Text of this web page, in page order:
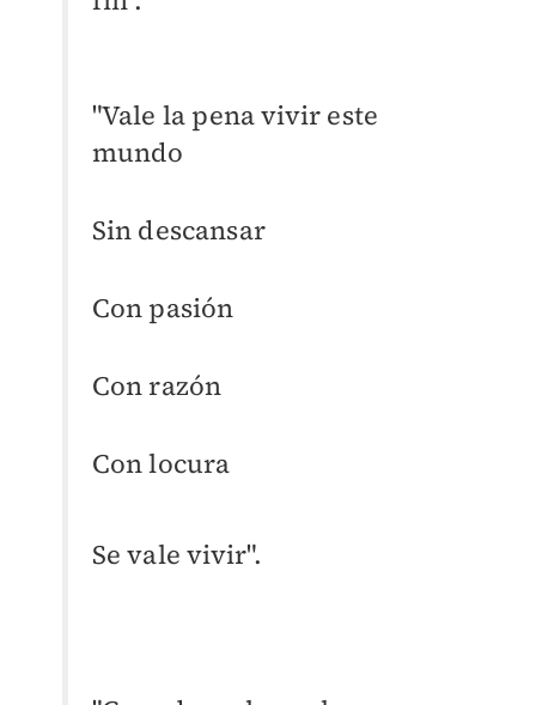
"Vale la pena vivir este
mundo
Sin descansar
Con pasión
Con razón
Con locura
Se vale vivir".